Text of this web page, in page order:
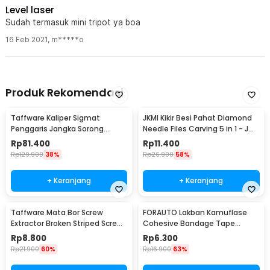
Di lapangan menjadi lebih cepat Dan presisi
Level laser
Sudah termasuk mini tripot ya boa
16 Feb 2021, m*****o
Produk Rekomendasi
Taffware Kaliper Sigmat
Penggaris Jangka Sorong
Digital LCD 150mm - SH20
Rp81.400
Rp129.900 38%
+ Keranjang
JKMI Kikir Besi Pahat Diamond
Needle Files Carving 5 in 1 - JM-
FL1-1
Rp11.400
Rp26.900 58%
+ Keranjang
Taffware Mata Bor Screw
Extractor Broken Striped Screw
Remover 4 PCS - S2
Rp8.800
Rp21.900 60%
FORAUTO Lakban Kamuflase
Cohesive Bandage Tape
Hunting 4.5M 50mm - H10
Rp6.300
Rp16.900 63%